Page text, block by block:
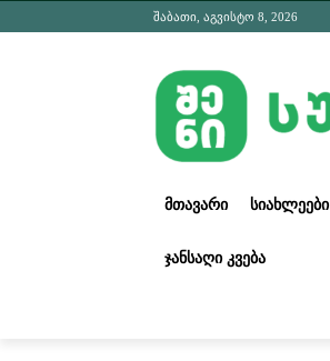
შაბათი, აგვისტო 8, 2026
ᲛᲗᲐᲕᲐᲠᲘ ᲡᲘᲐᲮᲚᲔᲔᲑᲘ
ᲯᲐᲜᲡᲐᲦᲘ ᲙᲕᲔᲑᲐ